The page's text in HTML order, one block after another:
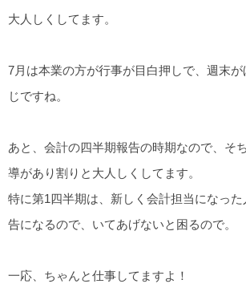
大人しくしてます。
7月は本業の方が行事が目白押しで、週末
じですね。
あと、会計の四半期報告の時期なので、そ
導があり割りと大人しくしてます。
特に第1四半期は、新しく会計担当になっ
告になるので、いてあげないと困るので。
一応、ちゃんと仕事してますよ！